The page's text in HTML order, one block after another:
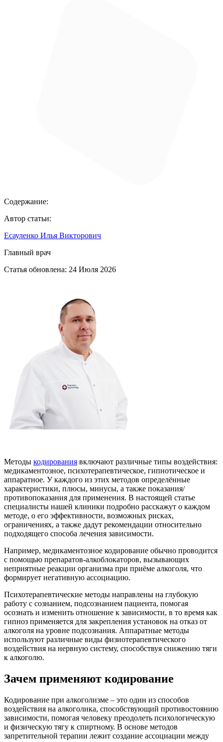
Содержание:
Автор статьи:
Есауленко Илья Викторович
Главный врач
Статья обновлена: 24 Июля 2026
Методы кодирования включают различные типы воздействия:
медикаментозное, психотерапевтическое, гипнотическое и
аппаратное. У каждого из этих методов определённые
характеристики, плюсы, минусы, а также показания/
противопоказания для применения. В настоящей статье
специалисты нашей клиники подробно расскажут о каждом
методе, о его эффективности, возможных рисках,
ограничениях, а также дадут рекомендации относительно
подходящего способа лечения зависимости.
Например, медикаментозное кодирование обычно проводится
с помощью препаратов-алкоблокаторов, вызывающих
неприятные реакции организма при приёме алкоголя, что
формирует негативную ассоциацию.
Психотерапевтические методы направлены на глубокую
работу с сознанием, подсознанием пациента, помогая
осознать и изменить отношение к зависимости, в то время как
гипноз применяется для закрепления установок на отказ от
алкоголя на уровне подсознания. Аппаратные методы
используют различные виды физиотерапевтического
воздействия на нервную систему, способствуя снижению тяги
к алкоголю.
Зачем применяют кодирование
Кодирование при алкоголизме – это один из способов
воздействия на алкоголика, способствующий противостоянию
зависимости, помогая человеку преодолеть психологическую
и физическую тягу к спиртному. В основе методов
запретительной терапии лежит создание ассоциации между